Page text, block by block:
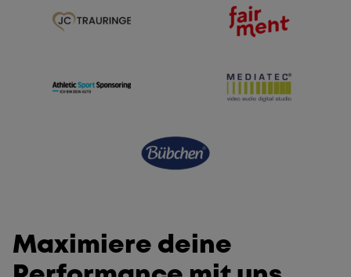
Maximiere deine